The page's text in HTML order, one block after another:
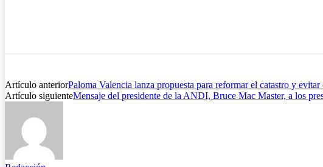
Artículo anteriorPaloma Valencia lanza propuesta para reformar el catastro y
Artículo siguienteMensaje del presidente de la ANDI, Bruce Mac Master, a los